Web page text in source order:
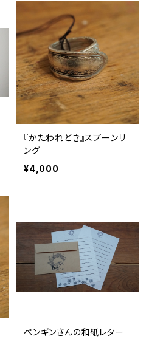
『かたわれどき』スプーンリ
ング
¥4,000
ペンギンさんの和紙レター